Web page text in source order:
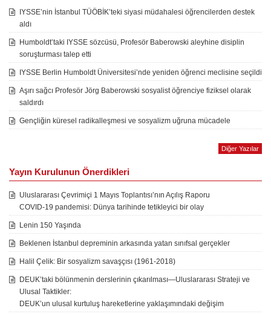
IYSSE’nin İstanbul TÜÖBİK’teki siyasi müdahalesi öğrencilerden destek
aldı
Humboldt’taki IYSSE sözcüsü, Profesör Baberowski aleyhine disiplin
soruşturması talep etti
IYSSE Berlin Humboldt Üniversitesi’nde yeniden öğrenci meclisine seçildi
Aşırı sağcı Profesör Jörg Baberowski sosyalist öğrenciye fiziksel olarak
saldırdı
Gençliğin küresel radikalleşmesi ve sosyalizm uğruna mücadele
Diğer Yazılar
Yayın Kurulunun Önerdikleri
Uluslararası Çevrimiçi 1 Mayıs Toplantısı’nın Açılış Raporu
COVID-19 pandemisi: Dünya tarihinde tetikleyici bir olay
Lenin 150 Yaşında
Beklenen İstanbul depreminin arkasında yatan sınıfsal gerçekler
Halil Çelik: Bir sosyalizm savaşçısı (1961-2018)
DEUK’taki bölünmenin derslerinin çıkarılması—Uluslararası Strateji ve
Ulusal Taktikler:
DEUK’un ulusal kurtuluş hareketlerine yaklaşımındaki değişim